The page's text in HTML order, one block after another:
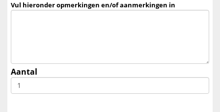
Vul hieronder opmerkingen en/of aanmerkingen in
Aantal